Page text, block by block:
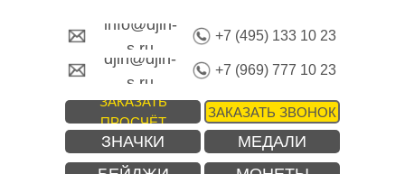
ЗАКАЗАТЬ
ПРОСЧЁТ
+7 (969) 777 10 23
+7 (495) 133 10 23
ЗАКАЗАТЬ ЗВОНОК
ЗНАЧКИ МЕДАЛИ
info@djin-
s.ru
djin@djin-
s.ru